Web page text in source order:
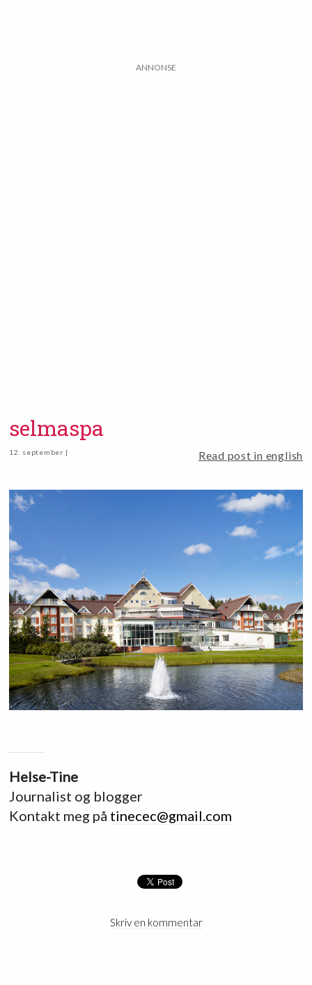
ANNONSE
selmaspa
12. september | Read post in english
Helse-Tine
Journalist og blogger
Kontakt meg på tinecec@gmail.com
Skriv en kommentar